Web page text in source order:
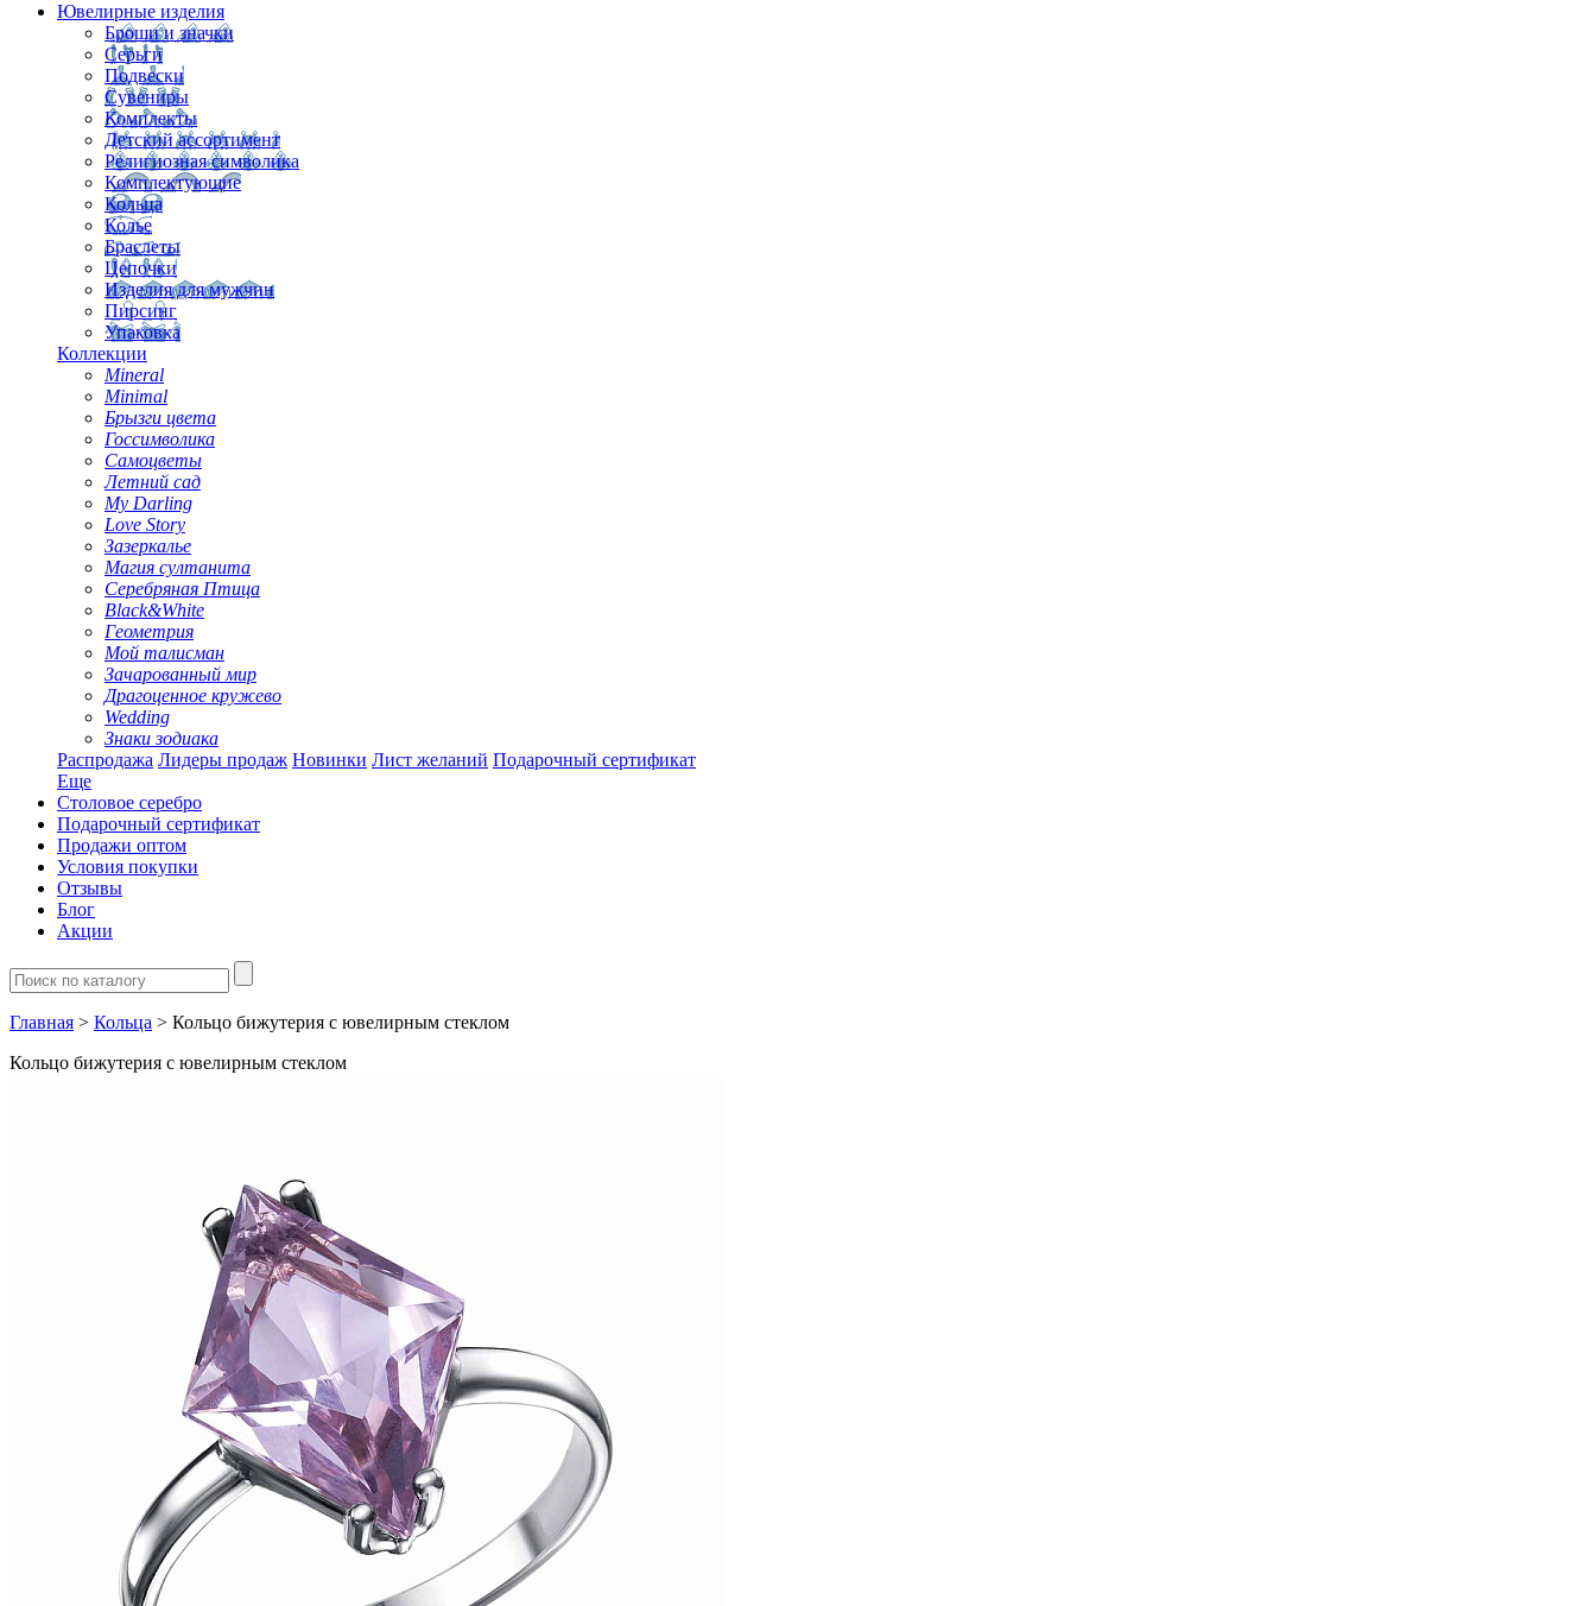
Ювелирные изделия
Броши и значки
Серьги
Подвески
Сувениры
Комплекты
Детский ассортимент
Религиозная символика
Комплектующие
Кольца
Колье
Браслеты
Цепочки
Изделия для мужчин
Пирсинг
Упаковка
Коллекции
Mineral
Minimal
Брызги цвета
Госсимволика
Самоцветы
Летний сад
My Darling
Love Story
Зазеркалье
Магия султанита
Серебряная Птица
Black&White
Геометрия
Мой талисман
Зачарованный мир
Драгоценное кружево
Wedding
Знаки зодиака
Распродажа Лидеры продаж Новинки Лист желаний Подарочный сертификат
Еще
Столовое серебро
Подарочный сертификат
Продажи оптом
Условия покупки
Отзывы
Блог
Акции
Главная > Кольца > Кольцо бижутерия с ювелирным стеклом
Кольцо бижутерия с ювелирным стеклом